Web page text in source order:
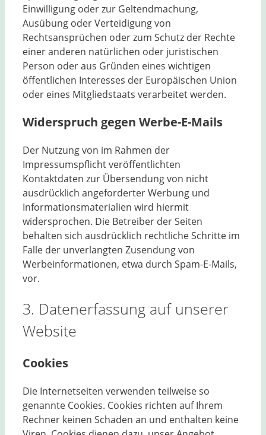
Einwilligung oder zur Geltendmachung,
Ausübung oder Verteidigung von
Rechtsansprüchen oder zum Schutz der Rechte
einer anderen natürlichen oder juristischen
Person oder aus Gründen eines wichtigen
öffentlichen Interesses der Europäischen Union
oder eines Mitgliedstaats verarbeitet werden.
Widerspruch gegen Werbe-E-Mails
Der Nutzung von im Rahmen der
Impressumspflicht veröffentlichten
Kontaktdaten zur Übersendung von nicht
ausdrücklich angeforderter Werbung und
Informationsmaterialien wird hiermit
widersprochen. Die Betreiber der Seiten
behalten sich ausdrücklich rechtliche Schritte im
Falle der unverlangten Zusendung von
Werbeinformationen, etwa durch Spam-E-Mails,
vor.
3. Datenerfassung auf unserer
Website
Cookies
Die Internetseiten verwenden teilweise so
genannte Cookies. Cookies richten auf Ihrem
Rechner keinen Schaden an und enthalten keine